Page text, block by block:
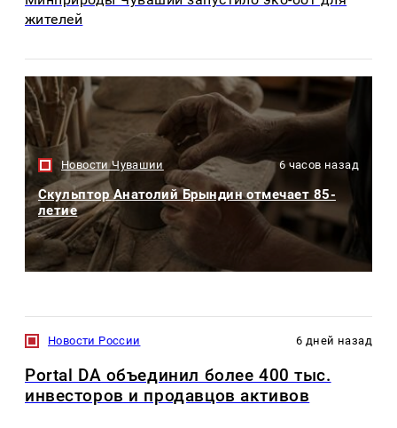
жителей
Новости Чувашии 6 часов назад
Скульптор Анатолий Брындин отмечает 85-
летие
Новости России 6 дней назад
Portal DA объединил более 400 тыс.
инвесторов и продавцов активов